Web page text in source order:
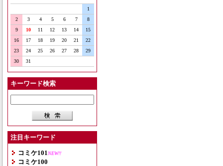
1
2
3 4 5 6 7
8
9
10 11 12 13 14
15
16
17 18 19 20 21
22
23
24 25 26 27 28
29
30
31
キーワード検索
注目キーワード
コミケ101 NEW!!
コミケ100